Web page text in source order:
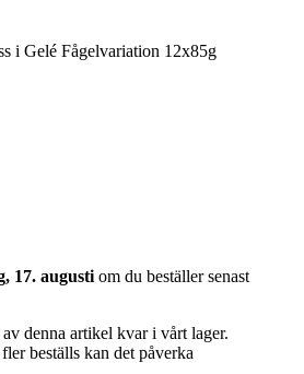
i Gelé Fågelvariation 12x85g
17. augusti om du beställer senast
denna artikel kvar i vårt lager.
beställs kan det påverka